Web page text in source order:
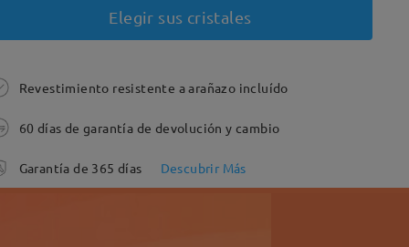
Elegir sus cristales
Revestimiento resistente a arañazo incluído
60 días de garantía de devolución y cambio
Garantía de 365 días Descubrir Más